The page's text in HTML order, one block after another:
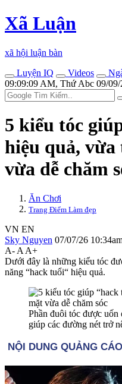
Xã Luận
xã hội luận bàn
Luyện IQ
Videos
09:09:09 AM, Thứ Abc 09/09/
5 kiểu tóc
hiệu quả,
vừa dễ chăm
Ăn Chơi
Trang Điểm Làm đẹp
VN EN
Sky Nguyen 07/07/26
A- A A+
Dưới đây là những kiểu tóc
năng “hack tuổi“ hiệu quả.
Phần đuôi tóc được uốn
giúp các đường nét trở